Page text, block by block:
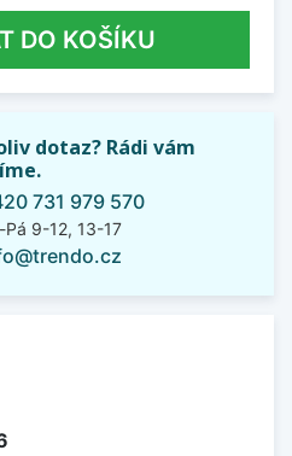
DO KOŠÍKU
dotaz? Rádi vám
731 979 570
Pá 9-12, 13-17